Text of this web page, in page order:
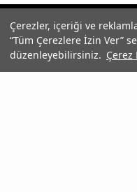
Çerezler, içeriği ve
“Tüm Çerezlere İzin Ver”
düzenleyebilirsiniz. Çerez
© 2025 Roman®